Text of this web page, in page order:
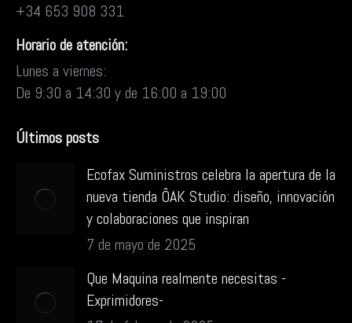
+34 653 908 331
Horario de atención:
Lunes a viernes:
De 9:30 a 14:30 y de 16:00 a 19:00
Últimos posts
Ecofax Suministros celebra la apertura de la
nueva tienda ÔAK Studio: diseño, innovación
y colaboraciones que inspiran
7 de mayo de 2025
Que Maquina realmente necesitas -
Exprimidores-